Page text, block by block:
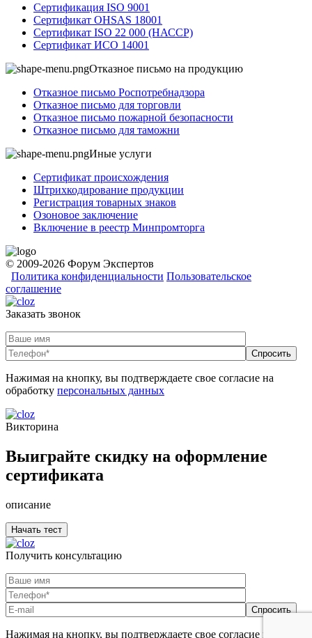
Сертификация ISO 9001
Сертификат OHSAS 18001
Сертификат ISO 22 000 (НАССР)
Сертификат ИСО 14001
Отказное письмо на продукцию
Отказное письмо Роспотребнадзора
Отказное письмо для торговли
Отказное письмо пожарной безопасности
Отказное письмо для таможни
Иные услуги
Сертификат происхождения
Штрихкодирование продукции
Регистрация товарных знаков
Озоновое заключение
Включение в реестр Минпромторга
© 2009-2026 Форум Экспертов
Политика конфиденциальности Пользовательское
соглашение
Заказать звонок
Нажимая на кнопку, вы подтверждаете свое согласие на
обработку персональных данных
Викторина
Выиграйте скидку на оформление
сертификата
описание
Получить консультацию
Нажимая на кнопку, вы подтверждаете свое согласие на